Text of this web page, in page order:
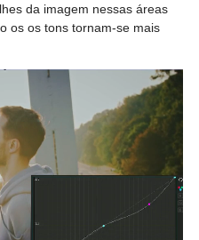
da imagem nessas áreas
os os tons tornam-se mais